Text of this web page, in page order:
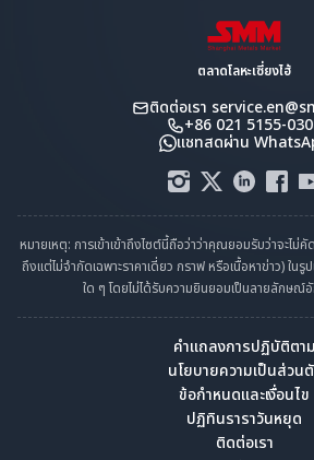
ตลาดโลหะเซี่ยงไฮ้
ติดต่อเรา
+86 021 5155-
แชทสดผ่าน
หมายเหตุ: การเข้าเข้าถึงไซต์นี้ถือว่าว่าคุณยอมรับว่าจะไม่
ถึงแต่ไม่จำกัดเฉพาะราคาเดี่ยว กราฟ หรือเนื้อหาข่าว) ใน
ใด ๆ โดยไม่ได้รับความยินยอมเป็นลายลักษณ์
คำแถลงการปฏิบัติตาม
นโยบายความเป็นส่วน
ข้อกำหนดและเงื่อนไข
ปฏิทินราราวันหยุด
ติดต่อเรา